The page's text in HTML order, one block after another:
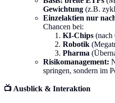
Gewichtung (z.B.
Einzelaktien nur
Chancen bei:
KI-Chips
Robotik
Pharma
Risikomanagement:
springen, sondern im
📺 Ausblick & Interaktion